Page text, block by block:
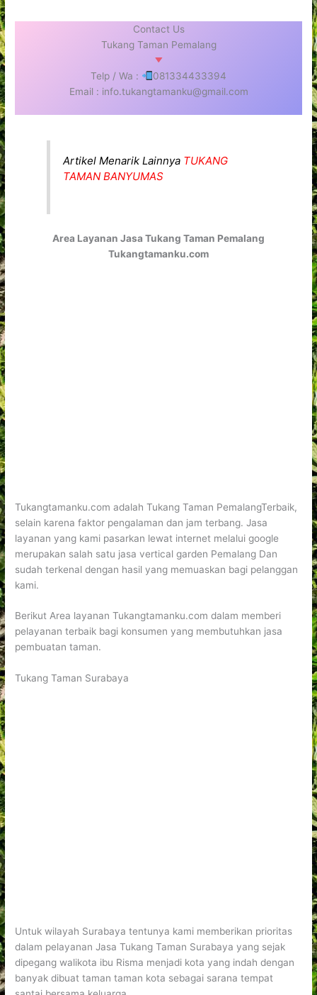
Contact Us
Tukang Taman Pemalang
Telp / Wa :
081334433394
Email : info.tukangtamanku@gmail.com
Artikel Menarik Lainnya TUKANG
TAMAN BANYUMAS
Area Layanan Jasa Tukang Taman Pemalang
Tukangtamanku.com
Tukangtamanku.com adalah Tukang Taman PemalangTerbaik,
selain karena faktor pengalaman dan jam terbang. Jasa
layanan yang kami pasarkan lewat internet melalui google
merupakan salah satu jasa vertical garden Pemalang Dan
sudah terkenal dengan hasil yang memuaskan bagi pelanggan
kami.
Berikut Area layanan Tukangtamanku.com dalam memberi
pelayanan terbaik bagi konsumen yang membutuhkan jasa
pembuatan taman.
Tukang Taman Surabaya
Untuk wilayah Surabaya tentunya kami memberikan prioritas
dalam pelayanan Jasa Tukang Taman Surabaya yang sejak
dipegang walikota ibu Risma menjadi kota yang indah dengan
banyak dibuat taman taman kota sebagai sarana tempat